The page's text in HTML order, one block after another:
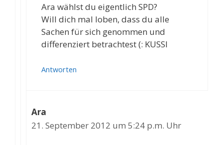
Ara wählst du eigentlich SPD?
Will dich mal loben, dass du alle
Sachen für sich genommen und
differenziert betrachtest (: KUSSI
Antworten
Ara
21. September 2012 um 5:24 p.m. Uhr